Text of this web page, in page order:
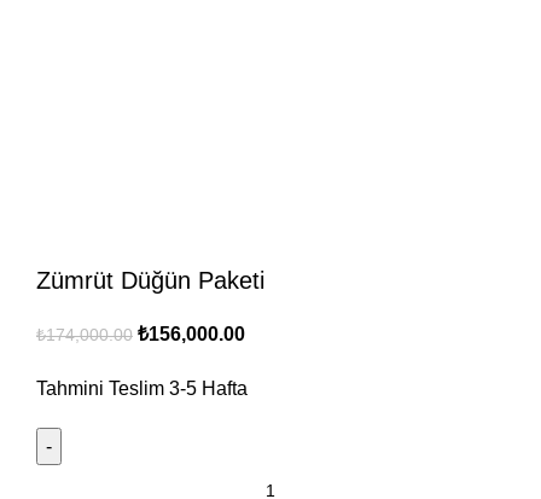
Zümrüt Düğün Paketi
₺174,000.00 Orijinal
₺174,000.00.
₺156,000.00Şu
fiyat:
Tahmini Teslim 3-5 Hafta